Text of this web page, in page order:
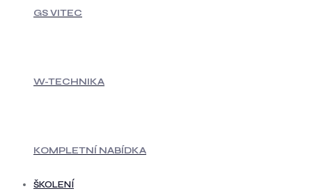
GS VITEC
W-TECHNIKA
KOMPLETNÍ NABÍDKA
ŠKOLENÍ